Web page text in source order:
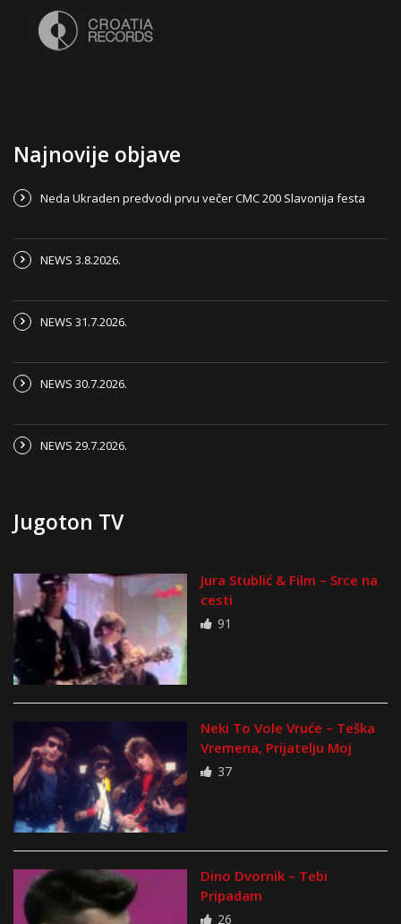
Najnovije objave
Neda Ukraden predvodi prvu večer CMC 200 Slavonija festa
NEWS 3.8.2026.
NEWS 31.7.2026.
NEWS 30.7.2026.
NEWS 29.7.2026.
Jugoton TV
Jura Stublić & Film – Srce na
cesti
91
Neki To Vole Vruće – Teška
Vremena, Prijatelju Moj
37
Dino Dvornik – Tebi
Pripadam
26